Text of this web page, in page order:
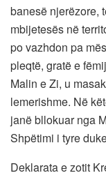
banesë njerëzore,
mbijetesës në
po vazhdon pa
pleqtë, gratë e
Malin e Zi, u
lemerishme. Në
janë bllokuar nga
Shpëtimi i tyre
Deklarata e zotit